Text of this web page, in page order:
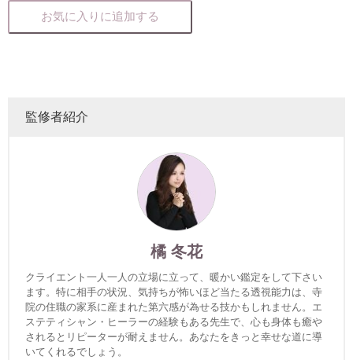
お気に入りに追加する
監修者紹介
橘 冬花
クライエント一人一人の立場に立って、暖かい鑑定をして下さい
ます。特に相手の状況、気持ちが怖いほど当たる透視能力は、寺
院の住職の家系に産まれた第六感が為せる技かもしれません。エ
ステティシャン・ヒーラーの経験もある先生で、心も身体も癒や
されるとリピーターが耐えません。あなたをきっと幸せな道に導
いてくれるでしょう。